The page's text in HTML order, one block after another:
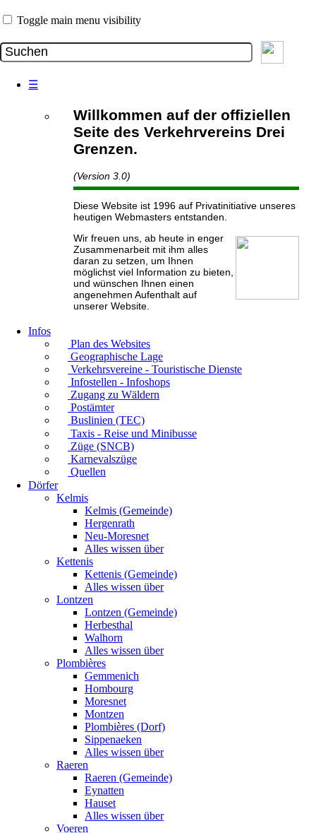
Toggle main menu visibility
☰
Willkommen auf der offiziellen
Seite des Verkehrvereins Drei
Grenzen.
(Version 3.0)
Diese Website ist 1996 auf Privatinitiative unseres
heutigen Webmasters entstanden.
Wir freuen uns, ab heute in enger
Zusammenarbeit mit ihm alles
daran zu setzen, um Ihnen
möglichst viel Information zu bieten,
und wünschen Ihnen einen
angenehmen Aufenthalt auf
unserer Website.
Infos
Plan des Websites
Geographische Lage
Verkehrsvereine - Touristische Dienste
Infostellen - Infoshops
Zugang zu Wäldern
Postämter
Buslinien (TEC)
Taxis - Reise und Minibusse
Züge (SNCB)
Karnevalszüge
Quellen
Dörfer
Kelmis
Kelmis (Gemeinde)
Hergenrath
Neu-Moresnet
Alles wissen über
Kettenis
Kettenis (Gemeinde)
Alles wissen über
Lontzen
Lontzen (Gemeinde)
Herbesthal
Walhorn
Alles wissen über
Plombières
Gemmenich
Hombourg
Moresnet
Montzen
Plombières (Dorf)
Sippenaeken
Alles wissen über
Raeren
Raeren (Gemeinde)
Eynatten
Hauset
Alles wissen über
Voeren